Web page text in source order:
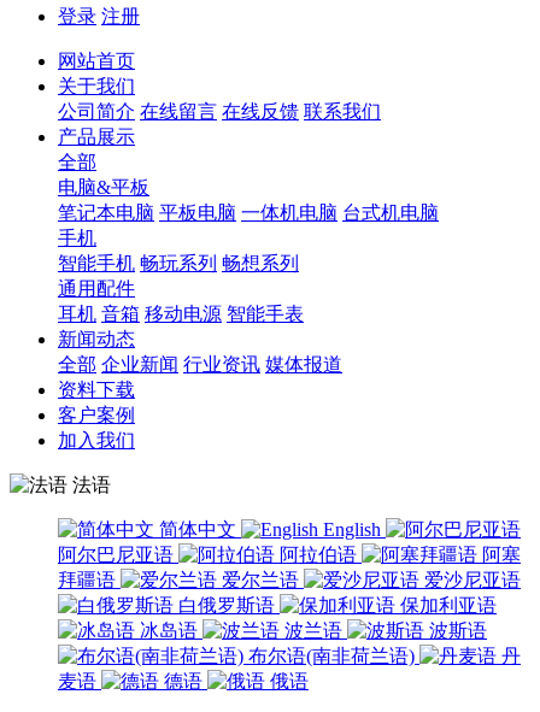
登录 注册
网站首页
关于我们
公司简介 在线留言 在线反馈 联系我们
产品展示
全部
电脑&平板
笔记本电脑 平板电脑 一体机电脑 台式机电脑
手机
智能手机 畅玩系列 畅想系列
通用配件
耳机 音箱 移动电源 智能手表
新闻动态
全部 企业新闻 行业资讯 媒体报道
资料下载
客户案例
加入我们
法语
简体中文
English
阿尔巴尼亚语
阿拉伯语
阿塞
拜疆语
爱尔兰语
爱沙尼亚语
白俄罗斯语
保加利亚语
冰岛语
波兰语
波斯语
布尔语(南非荷兰语)
丹
麦语
德语 俄语